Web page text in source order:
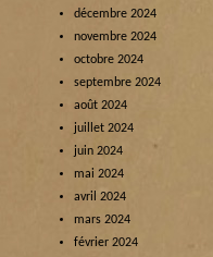
décembre 2024
novembre 2024
octobre 2024
septembre 2024
août 2024
juillet 2024
juin 2024
mai 2024
avril 2024
mars 2024
février 2024